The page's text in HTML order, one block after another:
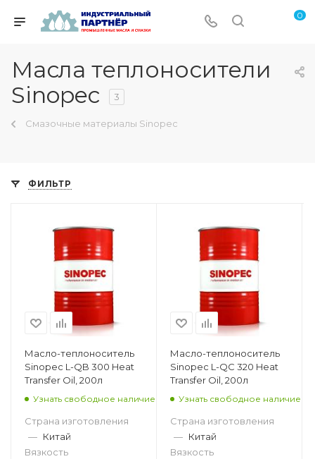
0
Масла теплоносители
Sinopec
3
Смазочные материалы Sinopec
ФИЛЬТР
Масло-теплоноситель
Sinopec L-QB 300 Heat
Transfer Oil, 200л
Узнать свободное наличие
Страна изготовления
— Китай
Вязкость
Масло-теплоноситель
Sinopec L-QC 320 Heat
Transfer Oil, 200л
Узнать свободное наличие
Страна изготовления
— Китай
Вязкость